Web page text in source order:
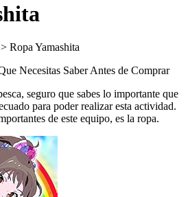
Ropa Yamashita
Necesitas Saber Antes de Comprar
seguro que sabes lo importante que
para poder realizar esta actividad.
de este equipo, es la ropa.